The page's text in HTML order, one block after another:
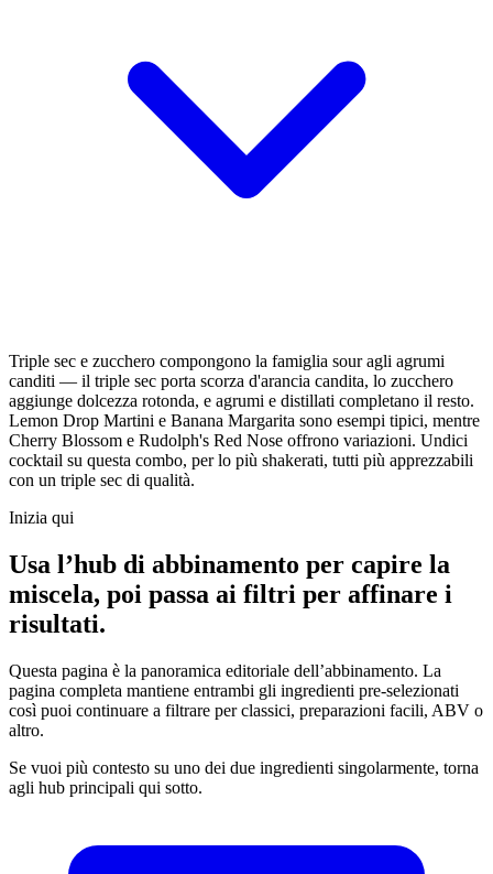
Triple sec e zucchero compongono la famiglia sour agli agrumi
canditi — il triple sec porta scorza d'arancia candita, lo zucchero
aggiunge dolcezza rotonda, e agrumi e distillati completano il resto.
Lemon Drop Martini e Banana Margarita sono esempi tipici, mentre
Cherry Blossom e Rudolph's Red Nose offrono variazioni. Undici
cocktail su questa combo, per lo più shakerati, tutti più apprezzabili
con un triple sec di qualità.
Inizia qui
Usa l’hub di abbinamento per capire la
miscela, poi passa ai filtri per affinare i
risultati.
Questa pagina è la panoramica editoriale dell’abbinamento. La
pagina completa mantiene entrambi gli ingredienti pre-selezionati
così puoi continuare a filtrare per classici, preparazioni facili, ABV o
altro.
Se vuoi più contesto su uno dei due ingredienti singolarmente, torna
agli hub principali qui sotto.